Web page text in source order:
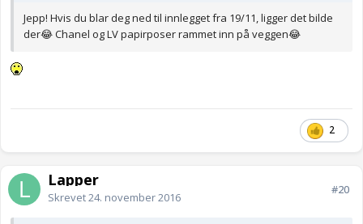
Jepp! Hvis du blar deg ned til innlegget fra 19/11, ligger det bilde
der😂 Chanel og LV papirposer rammet inn på veggen😂
2
Lapper
Skrevet24. november 2016
#20